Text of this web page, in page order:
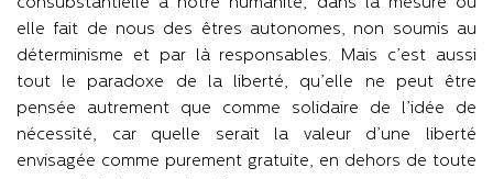
consubstantielle à notre humanité, dans la mesure où
elle fait de nous des êtres autonomes, non soumis au
déterminisme et par là responsables. Mais c’est aussi
tout le paradoxe de la liberté, qu’elle ne peut être
pensée autrement que comme solidaire de l’idée de
nécessité, car quelle serait la valeur d’une liberté
envisagée comme purement gratuite, en dehors de toute